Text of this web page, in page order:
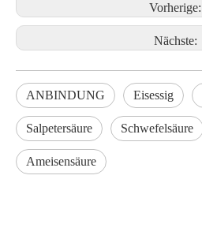
Vorherige:
Nächste:
ANBINDUNG Eisessig
Salpetersäure Schwefelsäure
Ameisensäure